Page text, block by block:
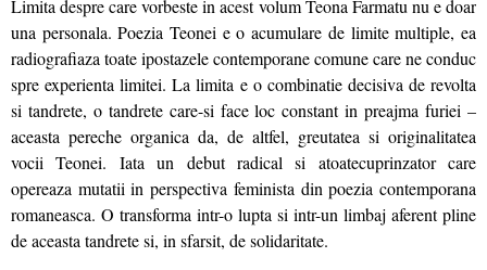
Limita despre care vorbeste in acest volum Teona Farmatu nu e doar
una personala. Poezia Teonei e o acumulare de limite multiple, ea
radiografiaza toate ipostazele contemporane comune care ne conduc
spre experienta limitei. La limita e o combinatie decisiva de revolta
si tandrete, o tandrete care-si face loc constant in preajma furiei –
aceasta pereche organica da, de altfel, greutatea si originalitatea
vocii Teonei. Iata un debut radical si atoatecuprinzator care
opereaza mutatii in perspectiva feminista din poezia contemporana
romaneasca. O transforma intr-o lupta si intr-un limbaj aferent pline
de aceasta tandrete si, in sfarsit, de solidaritate.